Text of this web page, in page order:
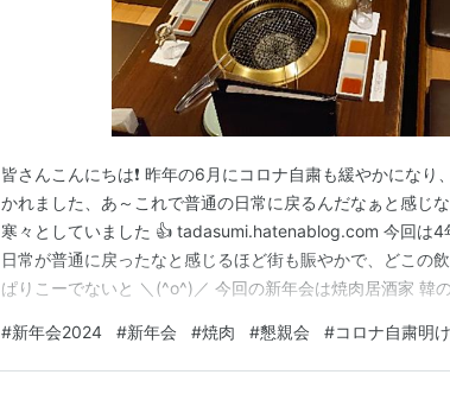
皆さんこんにちは❗ 昨年の6月にコロナ自粛も緩やかにな
かれました、あ～これで普通の日常に戻るんだなぁと感じ
寒々としていました 👍 tadasumi.hatenablog.com 今回は4
日常が普通に戻ったなと感じるほど街も賑やかで、どこの
ぱりこーでないと ＼(^o^)／ 今回の新年会は焼肉居酒家 韓
日の黒毛和牛 🥩 ビーフシチュー 🍛🥐 カルビ・ハラミ・鶏
#新年会2024 #新年会 #焼肉 #懇親会 #コロナ自粛明け